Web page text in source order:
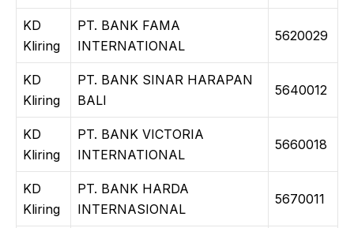
KD
Kliring
PT. BANK FAMA
INTERNATIONAL
5620029
KD
Kliring
PT. BANK SINAR HARAPAN
BALI
5640012
KD
Kliring
PT. BANK VICTORIA
INTERNATIONAL
5660018
KD
Kliring
PT. BANK HARDA
INTERNASIONAL
5670011